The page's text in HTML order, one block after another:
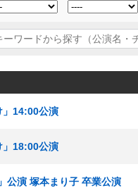
」14:00公演
」18:00公演
公演 塚本まり子 卒業公演